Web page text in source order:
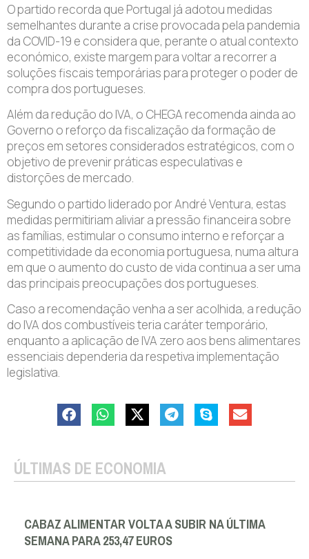
O partido recorda que Portugal já adotou medidas
semelhantes durante a crise provocada pela pandemia
da COVID-19 e considera que, perante o atual contexto
económico, existe margem para voltar a recorrer a
soluções fiscais temporárias para proteger o poder de
compra dos portugueses.
Além da redução do IVA, o CHEGA recomenda ainda ao
Governo o reforço da fiscalização da formação de
preços em setores considerados estratégicos, com o
objetivo de prevenir práticas especulativas e
distorções de mercado.
Segundo o partido liderado por André Ventura, estas
medidas permitiriam aliviar a pressão financeira sobre
as famílias, estimular o consumo interno e reforçar a
competitividade da economia portuguesa, numa altura
em que o aumento do custo de vida continua a ser uma
das principais preocupações dos portugueses.
Caso a recomendação venha a ser acolhida, a redução
do IVA dos combustíveis teria caráter temporário,
enquanto a aplicação de IVA zero aos bens alimentares
essenciais dependeria da respetiva implementação
legislativa.
ÚLTIMAS DE ECONOMIA
CABAZ ALIMENTAR VOLTA A SUBIR NA ÚLTIMA
SEMANA PARA 253,47 EUROS